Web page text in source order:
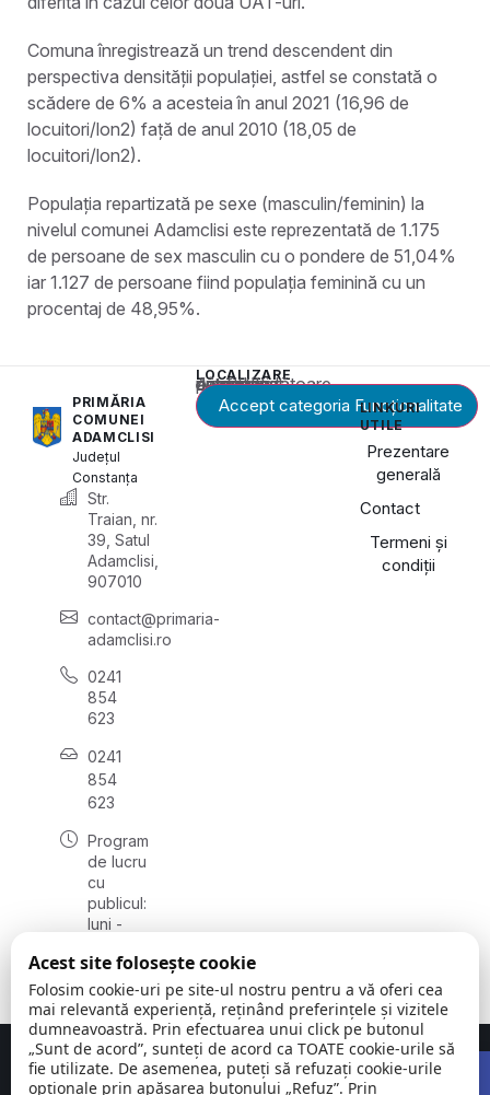
Comuna înregistrează un trend descendent din
perspectiva densității populației, astfel se constată o
scădere de 6% a acesteia în anul 2021 (16,96 de
locuitori/lon2) față de anul 2010 (18,05 de
locuitori/lon2).
Populația repartizată pe sexe (masculin/feminin) la
nivelul comunei Adamclisi este reprezentată de 1.175
de persoane de sex masculin cu o pondere de 51,04%
iar 1.127 de persoane fiind populația feminină cu un
procentaj de 48,95%.
PRIMĂRIA
COMUNEI
ADAMCLISI
Județul
Constanța
Str.
Traian, nr.
39, Satul
Adamclisi,
907010
contact@primaria-
adamclisi.ro
0241
854
623
0241
854
623
Program
de lucru
cu
publicul:
luni -
08:00 -
16:00
LOCALIZARE
Acest conținut este blocat până când acceptați categoria corespunzătoare de cookie-uri.
Accept categoria Funcționalitate
LINKURI
UTILE
Prezentare
generală
Contact
Termeni și
condiții
Concept realizat deBig Media Relații Publice SRL
Acest site folosește cookie
Folosim cookie-uri pe site-ul nostru pentru a vă oferi cea
mai relevantă experiență, reținând preferințele și vizitele
dumneavoastră. Prin efectuarea unui click pe butonul
„Sunt de acord”, sunteți de acord ca TOATE cookie-urile să
fie utilizate. De asemenea, puteți să refuzați cookie-urile
opționale prin apăsarea butonului „Refuz”. Prin